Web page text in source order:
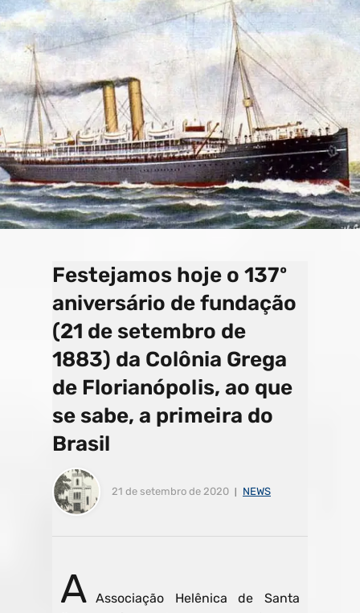
k
p
s
C
h
a
n
n
el
Festejamos hoje o 137º
aniversário de fundação
(21 de setembro de
1883) da Colônia Grega
de Florianópolis, ao que
se sabe, a primeira do
Brasil
21 de setembro de 2020 NEWS
A Associação Helênica de Santa